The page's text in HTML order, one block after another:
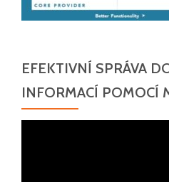
EFEKTIVNÍ SPRÁVA
INFORMACÍ POMOCÍ